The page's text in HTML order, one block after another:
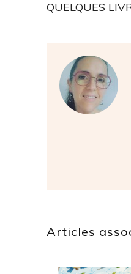
QUELQUES
Articles